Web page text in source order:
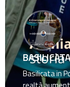
Basilicata in